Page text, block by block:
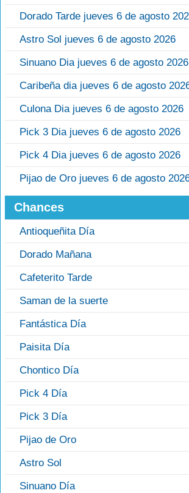
Dorado Tarde jueves 6 de agosto
Astro Sol jueves 6 de agosto 2026
Sinuano Dia jueves 6 de agosto 2026
Caribeña dia jueves 6 de agosto
Culona Dia jueves 6 de agosto 2026
Pick 3 Dia jueves 6 de agosto 2026
Pick 4 Dia jueves 6 de agosto 2026
Pijao de Oro jueves 6 de agosto
Chances
Antioqueñita Día
Dorado Mañana
Cafeterito Tarde
Saman de la suerte
Fantástica Día
Paisita Día
Chontico Día
Pick 4 Día
Pick 3 Día
Pijao de Oro
Astro Sol
Sinuano Día